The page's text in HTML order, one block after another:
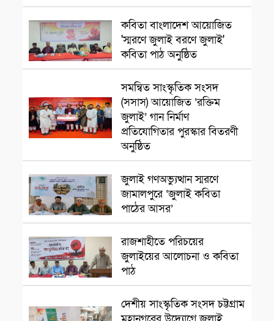
কবিতা বাংলাদেশ আয়োজিত
'স্মরণে জুলাই বরণে জুলাই'
কবিতা পাঠ অনুষ্ঠিত
সমন্বিত সাংস্কৃতিক সংসদ
(সসাস) আয়োজিত ‘রক্তিম
জুলাই’ গান নির্মাণ
প্রতিযোগিতার পুরস্কার বিতরণী
অনুষ্ঠিত
জুলাই গণঅভ্যুত্থান স্মরণে
জামালপুরে ‘জুলাই কবিতা
পাঠের আসর’
রাজশাহীতে পরিচয়ের
জুলাইয়ের আলোচনা ও কবিতা
পাঠ
দেশীয় সাংস্কৃতিক সংসদ চট্টগ্রাম